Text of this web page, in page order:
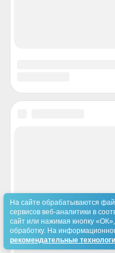
На сайте обрабатываются
сервисов веб-аналитики в
сайт или нажимая кнопку
обработку. На
рекомендательные